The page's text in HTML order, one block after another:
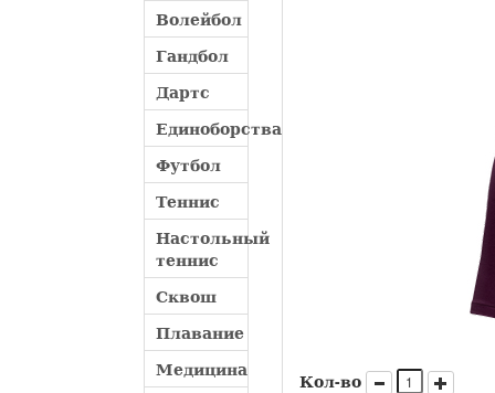
Волейбол
Гандбол
Дартс
Единоборства
Футбол
Теннис
Настольный
теннис
Сквош
Плавание
Медицина
Кол-во